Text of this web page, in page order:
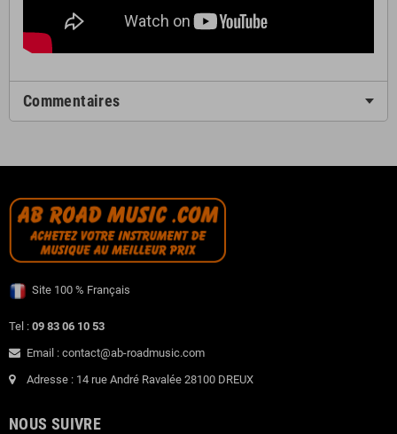
Commentaires
Site 100 % Français
Tel : 09 83 06 10 53
Email : contact@ab-roadmusic.com
Adresse : 14 rue André Ravalée 28100 DREUX
NOUS SUIVRE